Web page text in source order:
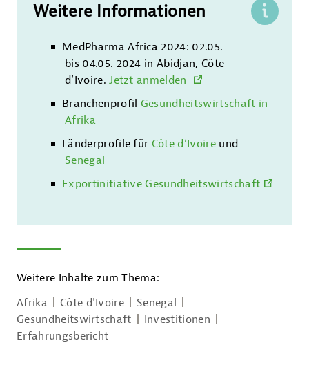
Weitere Informationen
MedPharma Africa 2024: 02.05.
bis 04.05. 2024 in Abidjan, Côte
d‘Ivoire.Jetzt anmelden
Branchenprofil Gesundheitswirtschaft in
Afrika
Länderprofile für Côte d‘Ivoire und
Senegal
Exportinitiative Gesundheitswirtschaft
Weitere Inhalte zum Thema:
Afrika
Côte d'Ivoire
Senegal
Gesundheitswirtschaft
Investitionen
Erfahrungsbericht